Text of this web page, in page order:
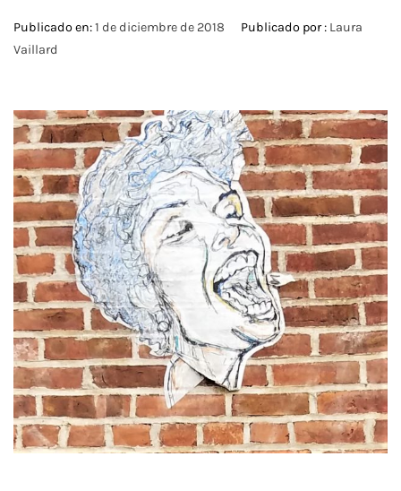
Publicado en:1 de diciembre de 2018 Publicado por : Laura
Vaillard